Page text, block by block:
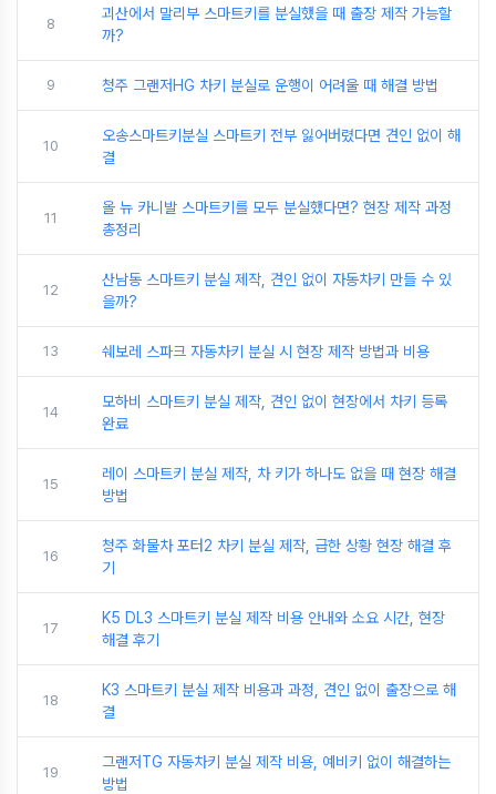
8
괴산에서 말리부 스마트키를 분실했을 때 출장 제작 가능할
까?
9 청주 그랜저HG 차키 분실로 운행이 어려울 때 해결 방법
10
오송스마트키분실 스마트키 전부 잃어버렸다면 견인 없이 해
결
11
올 뉴 카니발 스마트키를 모두 분실했다면? 현장 제작 과정
총정리
12
산남동 스마트키 분실 제작, 견인 없이 자동차키 만들 수 있
을까?
13 쉐보레 스파크 자동차키 분실 시 현장 제작 방법과 비용
14
모하비 스마트키 분실 제작, 견인 없이 현장에서 차키 등록
완료
15
레이 스마트키 분실 제작, 차 키가 하나도 없을 때 현장 해결
방법
16
청주 화물차 포터2 차키 분실 제작, 급한 상황 현장 해결 후
기
17
K5 DL3 스마트키 분실 제작 비용 안내와 소요 시간, 현장
해결 후기
18
K3 스마트키 분실 제작 비용과 과정, 견인 없이 출장으로 해
결
19
그랜저TG 자동차키 분실 제작 비용, 예비키 없이 해결하는
방법